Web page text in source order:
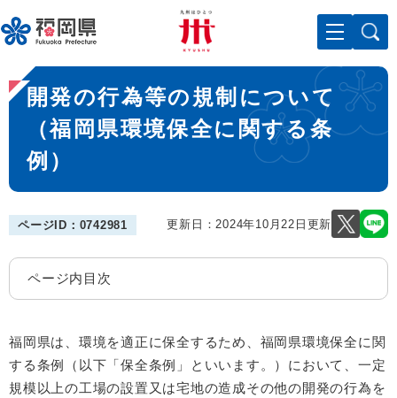
ー
ジ
先
頭
メニューを飛ばして本文へ
本
文
開発の行為等の規制について
（福岡県環境保全に関する条
例）
ページID：0742981 更新日：2024年10月22日更新
ページ内目次
福岡県は、環境を適正に保全するため、福岡県環境保全に関
する条例（以下「保全条例」といいます。）において、一定
規模以上の工場の設置又は宅地の造成その他の開発の行為を